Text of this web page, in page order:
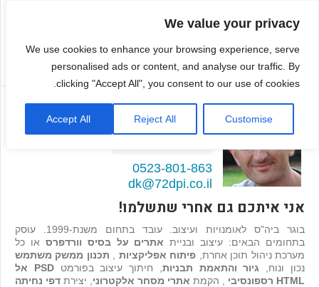
We value your privacy
We use cookies to enhance your browsing experience, serve
personalised ads or content, and analyse our traffic. By
clicking "Accept All", you consent to our use of cookies.
Customise
Reject All
Accept All דמיטרי קגן
בונה אתרים ואפליקציות
0523-801-863
dk@72dpi.co.il
אני איתכם גם אחרי שתשלמו!
בוגר ביה"ס לאומנויות ועיצוב. עובד בתחום משנת-1999. עוסק
בתחומים הבאים: עיצוב ובניית אתרים על בסיס וורדפרס או כל
מערכת ניהול תוכן אחרת, פיתוח אפליקציות
תכנון ממשק משתמש
נכון ונוח, גיור והתאמת תבניות , חיתוך עיצוב בפורמט
PSD אל
HTML רספונסיבי
, הקמת אתרי מסחר אלקטרוני , יצירת דפי נחיתה